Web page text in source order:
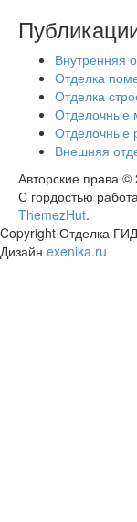
Внутренняя
Отделка
Отделка
Отделочные
Отделочные
Внешняя
Авторские права ©
С гордостью
ThemezHut.
Copyright Отделка
Дизайн exenika.ru